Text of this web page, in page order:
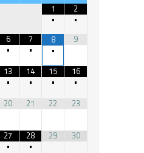
1
•
2
•
6
•
7
•
8
•
9
13
•
14
•
15
•
16
•
20 21 22 23
27
•
28
•
29 30